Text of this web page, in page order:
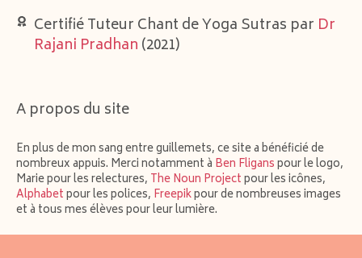
Certifié Tuteur Chant de Yoga Sutras par Dr
Rajani Pradhan (2021)
A propos du site
En plus de mon sang entre guillemets, ce site a bénéficié de
nombreux appuis. Merci notamment à Ben Fliganspour le logo,
Marie pour les relectures, The Noun Projectpour les icônes,
Alphabetpour les polices, Freepikpour de nombreuses images
et à tous mes élèves pour leur lumière.